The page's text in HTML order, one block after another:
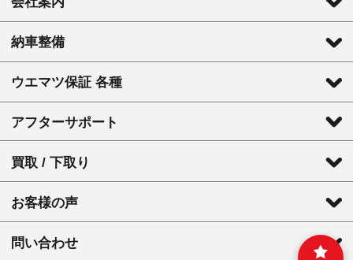
納車整備
ウエマツ保証 各種
アフターサポート
買取 / 下取り
お客様の声
問い合わせ